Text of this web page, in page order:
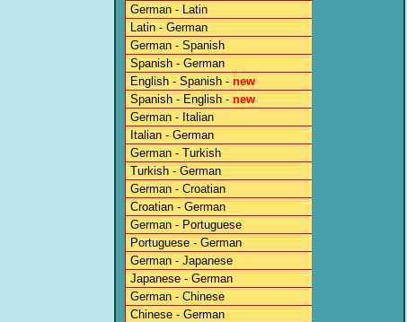
German - Latin
Latin - German
German - Spanish
Spanish - German
English - Spanish - new
Spanish - English - new
German - Italian
Italian - German
German - Turkish
Turkish - German
German - Croatian
Croatian - German
German - Portuguese
Portuguese - German
German - Japanese
Japanese - German
German - Chinese
Chinese - German